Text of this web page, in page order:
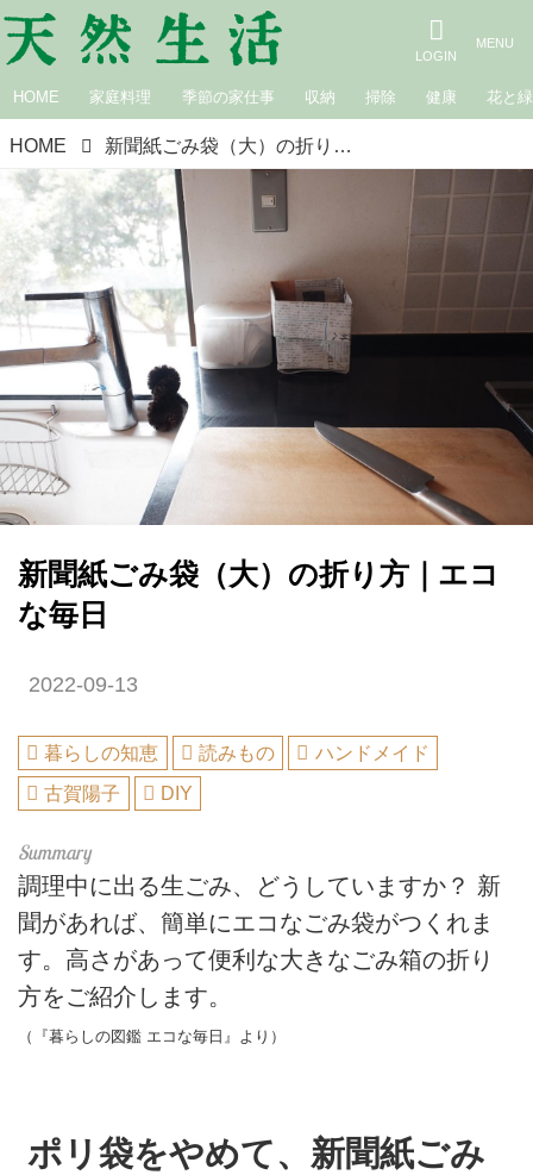
HOME 家庭料理 季節の家仕事 収納 掃除 健康 花と緑
HOME 新聞紙ごみ袋（大）の折り方｜エコな毎日
新聞紙ごみ袋（大）の折り方｜エコ
な毎日
2022-09-13
暮らしの知恵 読みもの
ハンドメイド
古賀陽子
DIY
調理中に出る生ごみ、どうしていますか？ 新
聞があれば、簡単にエコなごみ袋がつくれま
す。高さがあって便利な大きなごみ箱の折り
方をご紹介します。
（『暮らしの図鑑 エコな毎日』より）
ポリ袋をやめて、新聞紙ごみ